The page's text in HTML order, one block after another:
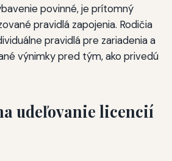
povinné, je prítomný
pravidlá zapojenia. Rodičia
pravidlá pre zariadenia a
výnimky pred tým, ako privedú
udeľovanie licencií